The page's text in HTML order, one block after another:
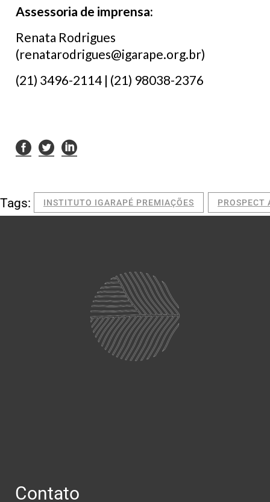
Assessoria de imprensa:
Renata Rodrigues
(renatarodrigues@igarape.org.br)
(21) 3496-2114 | (21) 98038-2376
Tags: INSTITUTO IGARAPÉ PREMIAÇÕES PROSPECT
Contato